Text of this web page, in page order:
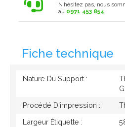
N’hésitez pas, nous
au 0971 453 854
Fiche technique
Nature Du Support :
Procédé D'impression :
Largeur Étiquette :